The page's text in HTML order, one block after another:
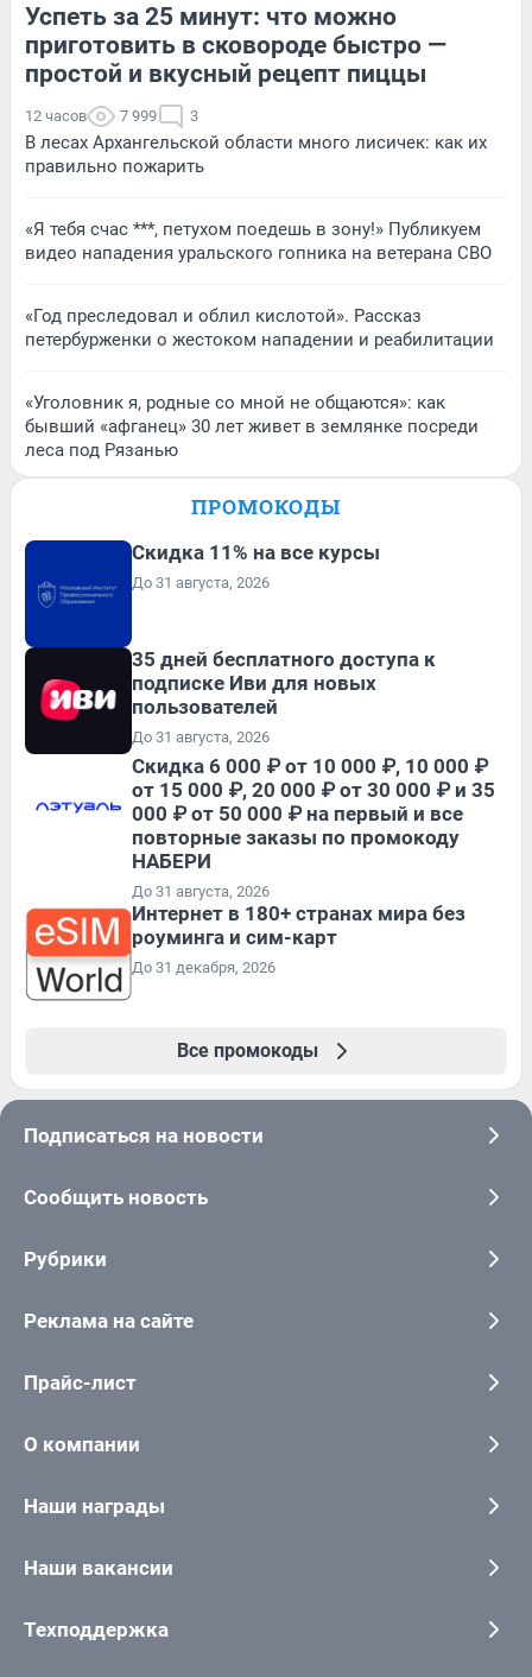
Успеть за 25 минут: что можно
приготовить в сковороде быстро —
простой и вкусный рецепт пиццы
12 часов 7 999 3
В лесах Архангельской области много лисичек: как их
правильно пожарить
«Я тебя счас ***, петухом поедешь в зону!» Публикуем
видео нападения уральского гопника на ветерана СВО
«Год преследовал и облил кислотой». Рассказ
петербурженки о жестоком нападении и реабилитации
«Уголовник я, родные со мной не общаются»: как
бывший «афганец» 30 лет живет в землянке посреди
леса под Рязанью
ПРОМОКОДЫ
Скидка 11% на все курсы
До 31 августа, 2026
35 дней бесплатного доступа к
подписке Иви для новых
пользователей
До 31 августа, 2026
Скидка 6 000 ₽ от 10 000 ₽, 10 000 ₽
от 15 000 ₽, 20 000 ₽ от 30 000 ₽ и 35
000 ₽ от 50 000 ₽ на первый и все
повторные заказы по промокоду
НАБЕРИ
До 31 августа, 2026
Интернет в 180+ странах мира без
роуминга и сим-карт
До 31 декабря, 2026
Все промокоды
Подписаться на новости
Сообщить новость
Рубрики
Реклама на сайте
Прайс-лист
О компании
Наши награды
Наши вакансии
Техподдержка